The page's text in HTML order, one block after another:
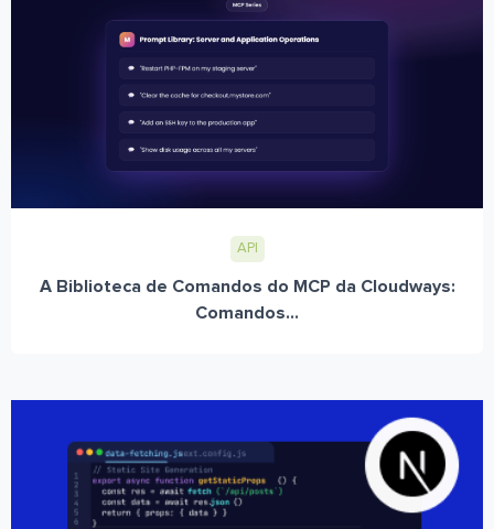
API
A Biblioteca de Comandos do MCP da Cloudways:
Comandos...